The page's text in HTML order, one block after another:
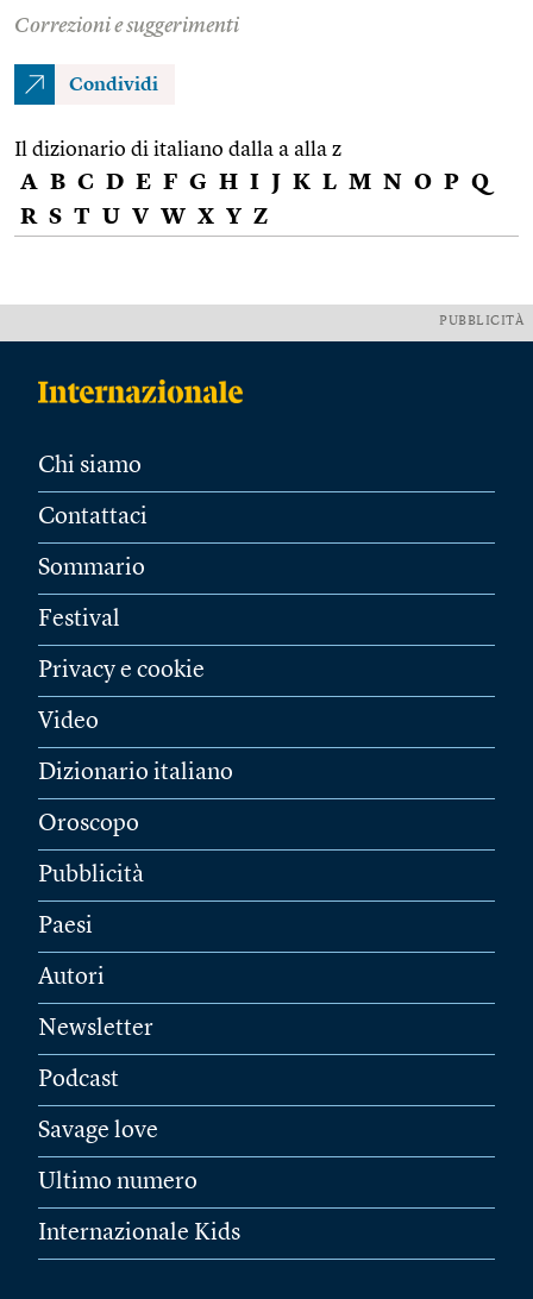
Correzioni e suggerimenti
Condividi
Il dizionario di italiano dalla a alla z
A B C D E F G H I J K L M N O P Q
R S T U V W X Y Z
PUBBLICITÀ
Chi siamo
Contattaci
Sommario
Festival
Privacy e cookie
Video
Dizionario italiano
Oroscopo
Pubblicità
Paesi
Autori
Newsletter
Podcast
Savage love
Ultimo numero
Internazionale Kids